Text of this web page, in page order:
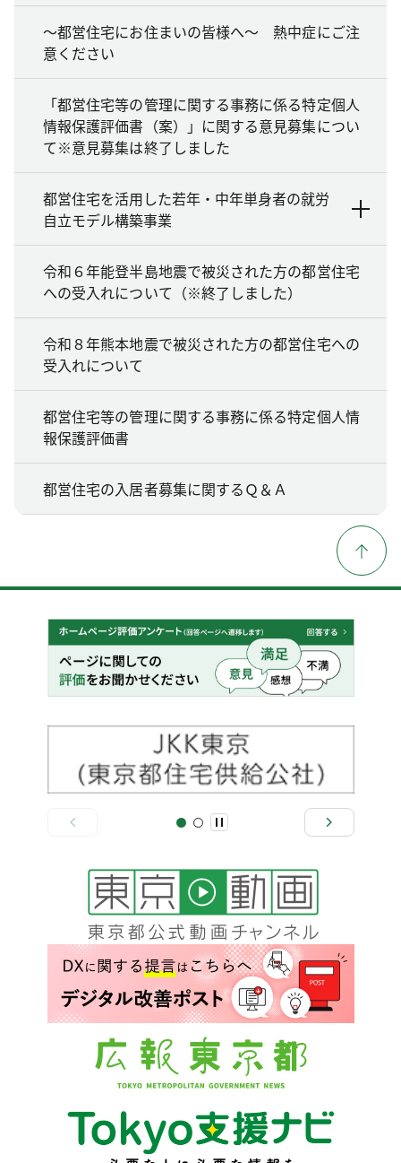
～都営住宅にお住まいの皆様へ～ 熱中症にご注
意ください
「都営住宅等の管理に関する事務に係る特定個人
情報保護評価書（案）」に関する意見募集につい
て※意見募集は終了しました
都営住宅を活用した若年・中年単身者の就労
自立モデル構築事業
令和６年能登半島地震で被災された方の都営住宅
への受入れについて（※終了しました）
令和８年熊本地震で被災された方の都営住宅への
受入れについて
都営住宅等の管理に関する事務に係る特定個人情
報保護評価書
都営住宅の入居者募集に関するＱ＆Ａ